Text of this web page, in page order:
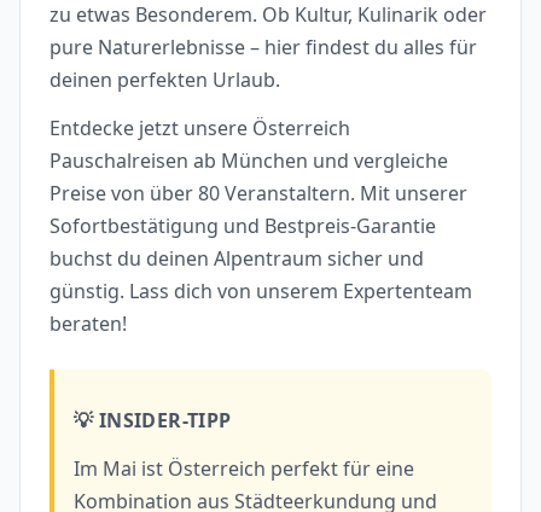
zu etwas Besonderem. Ob Kultur, Kulinarik oder
pure Naturerlebnisse – hier findest du alles für
deinen perfekten Urlaub.
Entdecke jetzt unsere Österreich
Pauschalreisen ab München und vergleiche
Preise von über 80 Veranstaltern. Mit unserer
Sofortbestätigung und Bestpreis-Garantie
buchst du deinen Alpentraum sicher und
günstig. Lass dich von unserem Expertenteam
beraten!
💡 INSIDER-TIPP
Im Mai ist Österreich perfekt für eine
Kombination aus Städteerkundung und